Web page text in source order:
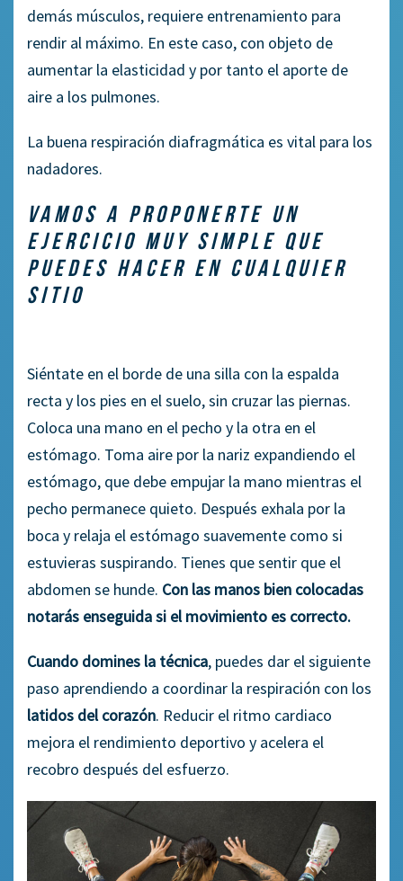
demás músculos, requiere entrenamiento para
rendir al máximo. En este caso, con objeto de
aumentar la elasticidad y por tanto el aporte de
aire a los pulmones.
La buena respiración diafragmática es vital para los
nadadores.
VAMOS A PROPONERTE UN
EJERCICIO MUY SIMPLE QUE
PUEDES HACER EN CUALQUIER
SITIO
Siéntate en el borde de una silla con la espalda
recta y los pies en el suelo, sin cruzar las piernas.
Coloca una mano en el pecho y la otra en el
estómago. Toma aire por la nariz expandiendo el
estómago, que debe empujar la mano mientras el
pecho permanece quieto. Después exhala por la
boca y relaja el estómago suavemente como si
estuvieras suspirando. Tienes que sentir que el
abdomen se hunde. Con las manos bien colocadas
notarás enseguida si el movimiento es correcto.
Cuando domines la técnica, puedes dar el siguiente
paso aprendiendo a coordinar la respiración con los
latidos del corazón. Reducir el ritmo cardiaco
mejora el rendimiento deportivo y acelera el
recobro después del esfuerzo.